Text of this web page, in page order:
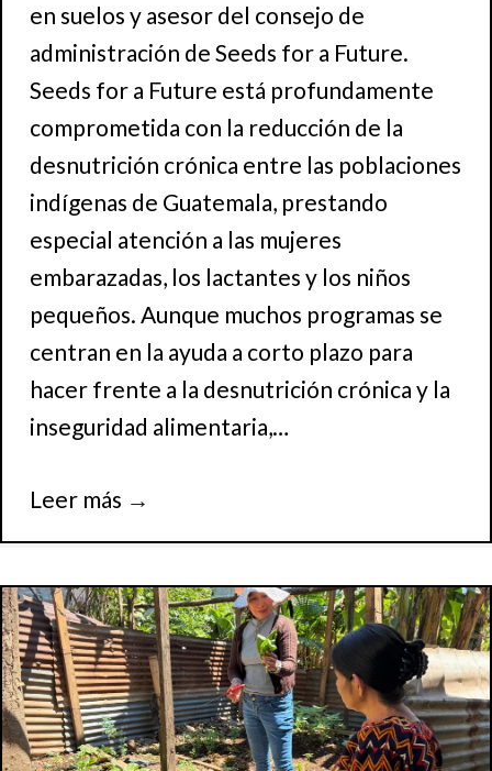
en suelos y asesor del consejo de
administración de Seeds for a Future.
Seeds for a Future está profundamente
comprometida con la reducción de la
desnutrición crónica entre las poblaciones
indígenas de Guatemala, prestando
especial atención a las mujeres
embarazadas, los lactantes y los niños
pequeños. Aunque muchos programas se
centran en la ayuda a corto plazo para
hacer frente a la desnutrición crónica y la
inseguridad alimentaria,…
Leer más →